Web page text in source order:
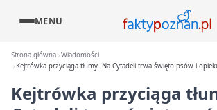
MENU
Strona główna Wiadomości
Kejtrówka przyciąga tłumy. Na Cytadeli trwa święto psów i
Kejtrówka przyciąga